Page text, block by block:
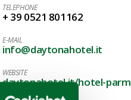
TELEPHONE
+ 39 0521 801162
E-MAIL
info@daytonahotel.it
WEBSITE
daytonahotel.it/hotel-parm
a/en